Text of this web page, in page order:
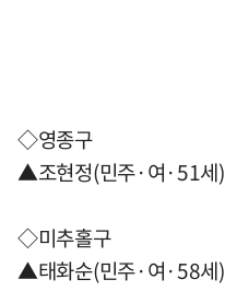
◇영종구
▲조현정(민주·여·51세)
◇미추홀구
▲태화순(민주·여·58세)